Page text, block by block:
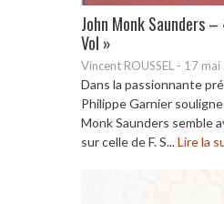
John Monk Saunders
Vol »
Vincent ROUSSEL - 17 mai
Dans la passionnante
Philippe Garnier
Monk Saunders semble
sur celle de F. S...Lire la